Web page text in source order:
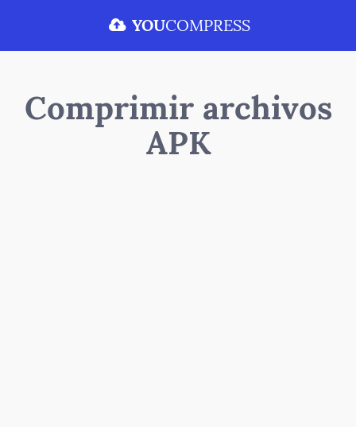
YOUCOMPRESS
Comprimir archivos
APK